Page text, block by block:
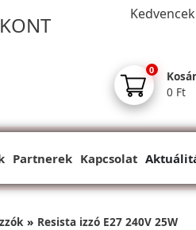
Kedvencek
0
Kosár
0 Ft
Partnerek Kapcsolat
Resista izzó E27 240V 25W